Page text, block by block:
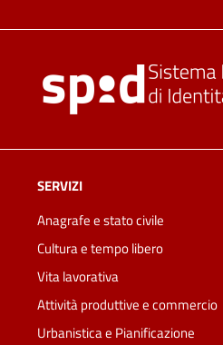
SERVIZI
Anagrafe e stato civile
Cultura e tempo libero
Vita lavorativa
Attività produttive e commercio
Urbanistica e Pianificazione